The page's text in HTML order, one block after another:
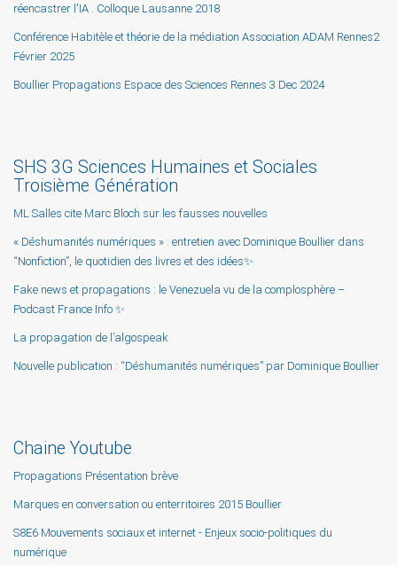
réencastrer l'IA . Colloque Lausanne 2018
Conférence Habitèle et théorie de la médiation Association ADAM Rennes2
Février 2025
Boullier Propagations Espace des Sciences Rennes 3 Dec 2024
SHS 3G Sciences Humaines et Sociales
Troisième Génération
ML Salles cite Marc Bloch sur les fausses nouvelles
« Déshumanités numériques » : entretien avec Dominique Boullier dans
“Nonfiction”, le quotidien des livres et des idées✨
Fake news et propagations : le Venezuela vu de la complosphère –
Podcast France Info ✨
La propagation de l’algospeak
Nouvelle publication : “Déshumanités numériques” par Dominique Boullier
Chaine Youtube
Propagations Présentation brève
Marques en conversation ou enterritoires 2015 Boullier
S8E6 Mouvements sociaux et internet - Enjeux socio-politiques du
numérique